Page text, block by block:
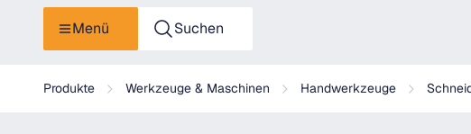
Menü Suchen
Produkte Werkzeuge & Maschinen Handwerkzeuge
Rothenberger Ersatzmesser für ROCUT TC 50 Kunststoffrohr-Schere